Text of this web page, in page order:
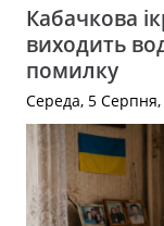
Кабачкова
виходить
помилку
Середа, 5 Серпня,